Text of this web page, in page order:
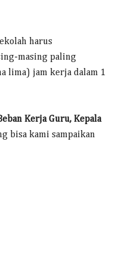
harus
masing paling
lima) jam kerja dalam 1
Kerja Guru, Kepala
bisa kami sampaikan